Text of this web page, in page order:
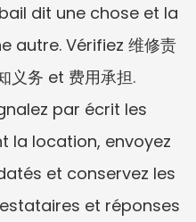
dit une chose et la
autre. Vérifiez 维修责
义务 et 费用承担.
par écrit les
la location, envoyez
et conservez les
et réponses